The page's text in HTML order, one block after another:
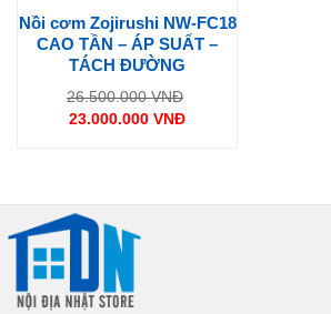
Nồi cơm Zojirushi NW-FC18
CAO TẦN – ÁP SUẤT –
TÁCH ĐƯỜNG
26.500.000VNĐ
23.000.000 VNĐ